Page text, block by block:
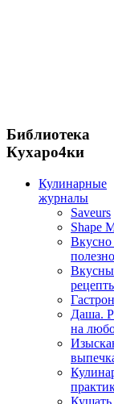
Библиотека
Кухаро4ки
Кулинарные
журналы
Saveurs
Shape
полезно
Даша.
на
Кушать